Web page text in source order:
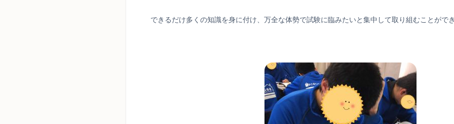
できるだけ多くの知識を身に付け、万全な体勢で試験に臨みたいと集中して取り組むことがで